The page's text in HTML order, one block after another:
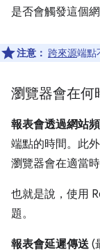
是否會觸發這個網
注意： 跨來源端點
瀏覽器會在何
報表會透過網站
端點的時間。此
瀏覽器會在適當
也就是說，使用
題。
報表會延遲傳送 (